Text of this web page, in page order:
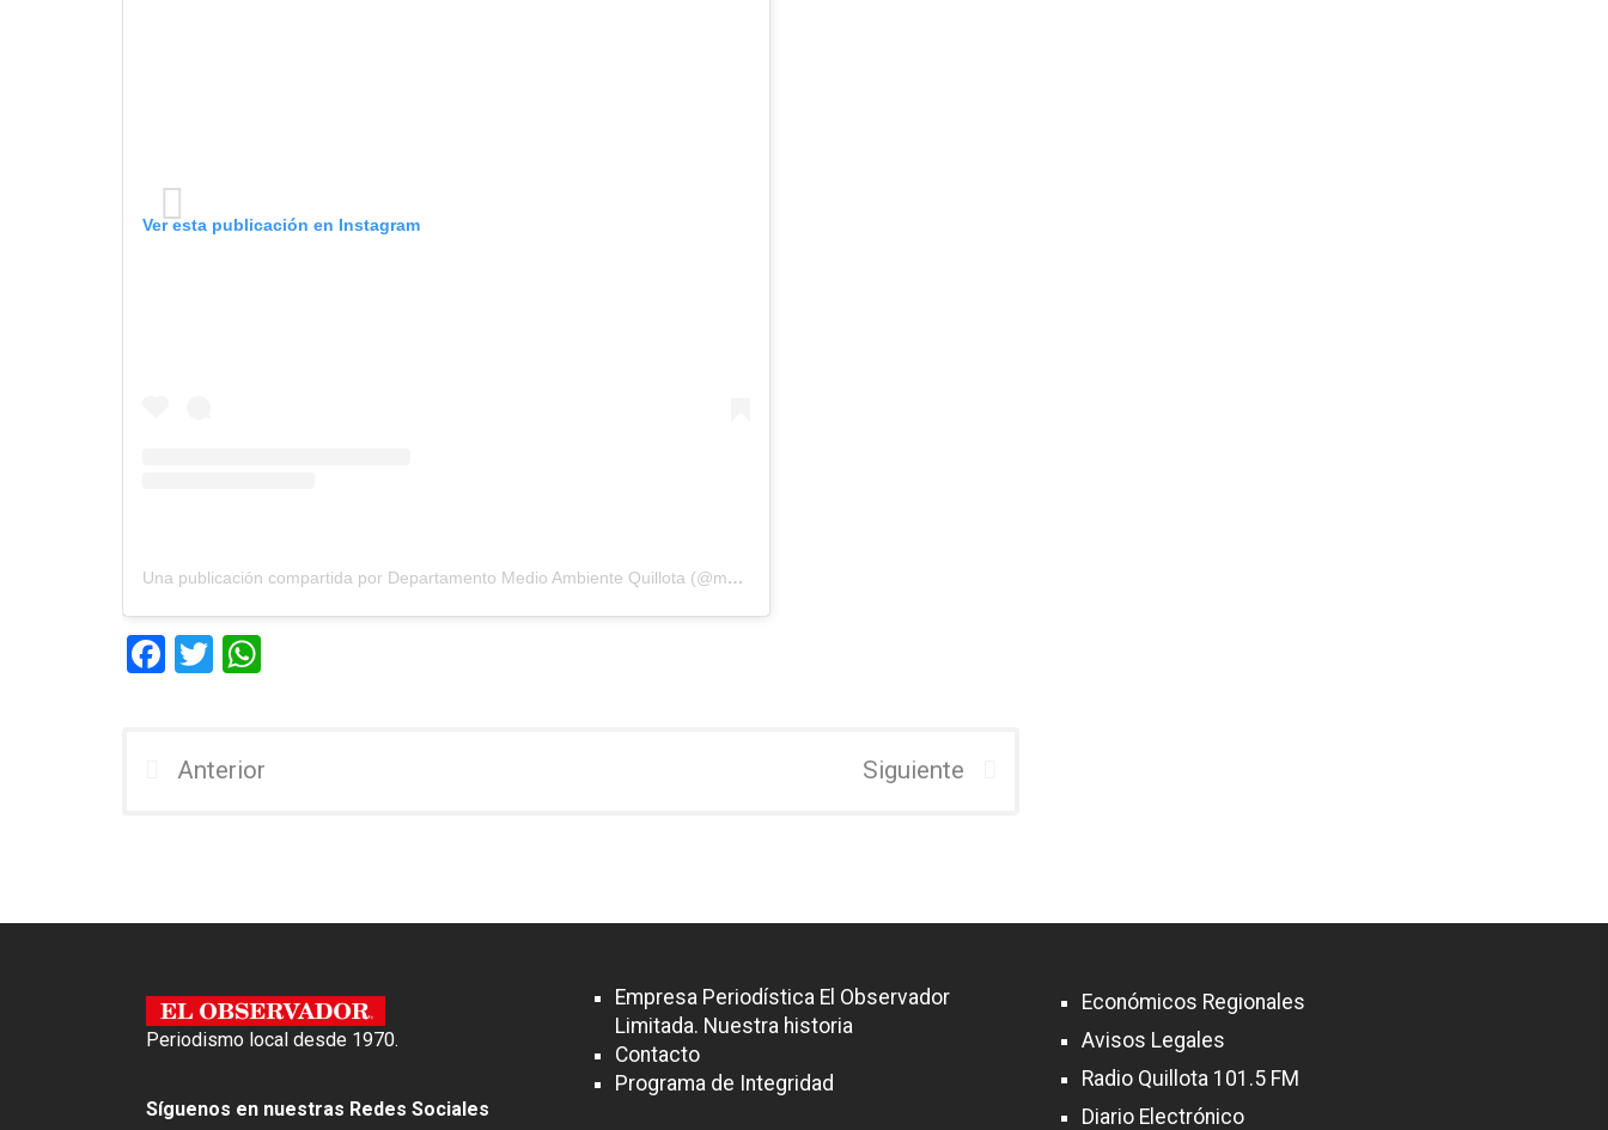
Ver esta publicación en Instagram
Una publicación compartida por Departamento Medio Ambiente Quillota (@medioambientemuniquillota)
F
b
T
er s
Anterior Siguiente
Periodismo local desde 1970.
Síguenos en nuestras Redes Sociales
Empresa Periodística El Observador
Limitada. Nuestra historia
Contacto
Programa de Integridad
Económicos Regionales
Avisos Legales
Radio Quillota 101.5 FM
Diario Electrónico